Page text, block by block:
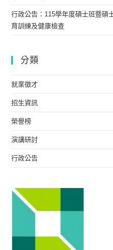
行政公告：115學年度碩士班暨碩
育訓練及健康檢查
分類
就業徵才
招生資訊
榮譽榜
演講研討
行政公告